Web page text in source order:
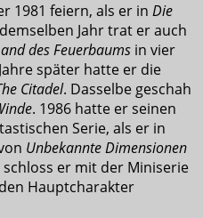
1981 feiern, als er in Die
Jahr trat er auch
des Feuerbaums in vier
später hatte er die
Citadel. Dasselbe geschah
. 1986 hatte er seinen
Serie, als er in
Unbekannte Dimensionen
schloss er mit der Miniserie
Hauptcharakter